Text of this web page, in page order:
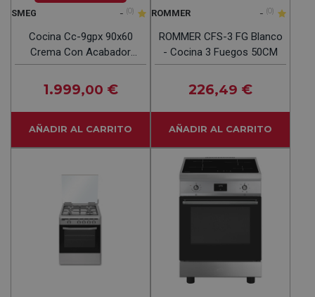
SMEG
- (0)
Cocina Cc-9gpx 90x60
Crema Con Acabador
Silver
1.999,00 €
AÑADIR AL CARRITO
ROMMER - (0)
ROMMER CFS-3 FG Blanco
- Cocina 3 Fuegos 50CM
226,49 €
AÑADIR AL CARRITO